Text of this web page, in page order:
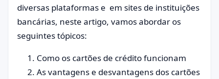
diversas plataformas e em sites de instituições
bancárias, neste artigo, vamos abordar os
seguintes tópicos:
Como os cartões de crédito funcionam
As vantagens e desvantagens dos cartões